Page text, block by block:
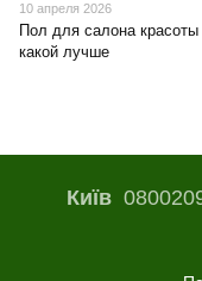
10 апреля 2026
Пол для салона красоты
какой лучше
Київ